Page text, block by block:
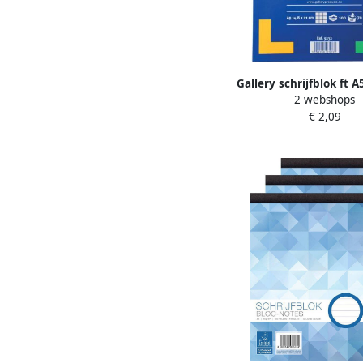
Gallery schrijfblok ft
mm blok van 100 vel
2 webshops
€ 2,09